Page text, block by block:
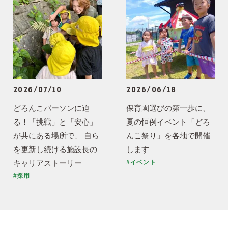
2026/07/10
どろんこパーソンに迫
る！「挑戦」と「安心」
が共にある場所で、 自ら
を更新し続ける施設長の
キャリアストーリー
#採用
2026/06/18
保育園選びの第一歩に、
夏の恒例イベント「どろ
んこ祭り」を各地で開催
します
#イベント